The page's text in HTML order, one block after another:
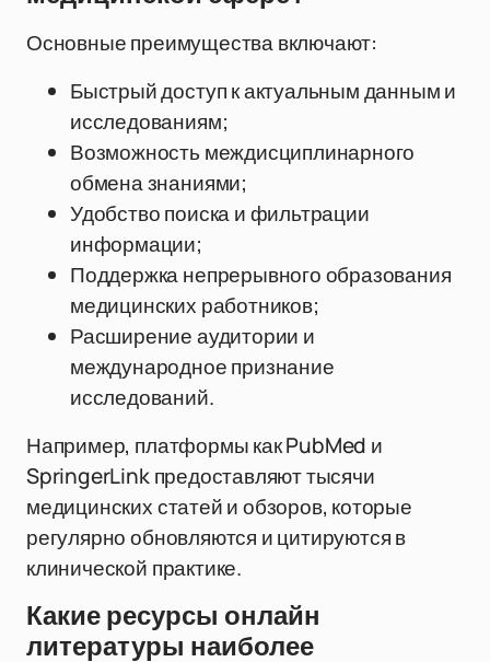
Основные преимущества включают:
Быстрый доступ к актуальным данным и
исследованиям;
Возможность междисциплинарного
обмена знаниями;
Удобство поиска и фильтрации
информации;
Поддержка непрерывного образования
медицинских работников;
Расширение аудитории и
международное признание
исследований.
Например, платформы как PubMed и
SpringerLink предоставляют тысячи
медицинских статей и обзоров, которые
регулярно обновляются и цитируются в
клинической практике.
Какие ресурсы онлайн
литературы наиболее